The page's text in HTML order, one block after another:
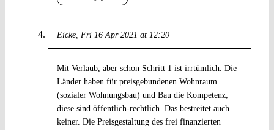
Eicke Fri 16 Apr 2021 at 12:20
Mit Verlaub, aber schon Schritt 1 ist irrtümlich. Die
Länder haben für preisgebundenen Wohnraum
(sozialer Wohnungsbau) und Bau die Kompetenz;
diese sind öffentlich-rechtlich. Das bestreitet auch
keiner. Die Preisgestaltung des frei finanzierten